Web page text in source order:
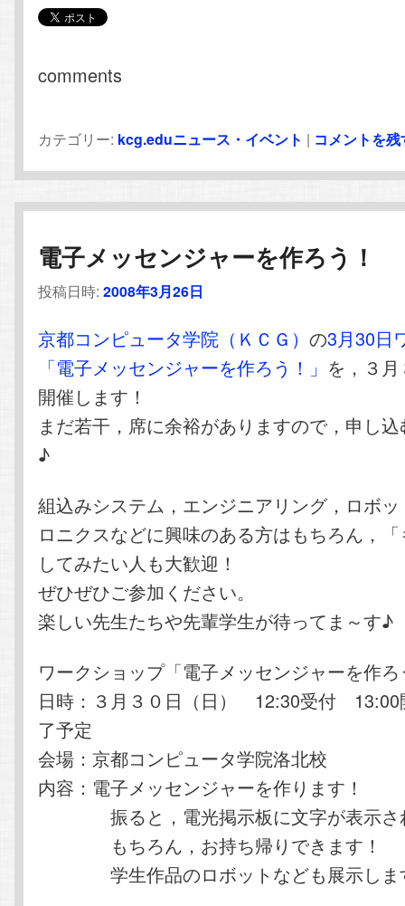
comments
カテゴリー: kcg.eduニュース・イベント | コメントを残
電子メッセンジャーを作ろう！
投稿日時:2008年3月26日
京都コンピュータ学院（ＫＣＧ）の3月30日
「電子メッセンジャーを作ろう！」 を，３
開催します！
まだ若干，席に余裕がありますので，申し
♪
組込みシステム，エンジニアリング，ロボ
ロニクスなどに興味のある方はもちろん，
してみたい人も大歓迎！
ぜひぜひご参加ください。
楽しい先生たちや先輩学生が待ってま～す♪
ワークショップ「電子メッセンジャーを作
日時：３月３０日（日） 12:30受付
了予定
会場：京都コンピュータ学院洛北校
内容：電子メッセンジャーを作ります！
振ると，電光掲示板に文字が表示さ
もちろん，お持ち帰りできます！
学生作品のロボットなども展示しま